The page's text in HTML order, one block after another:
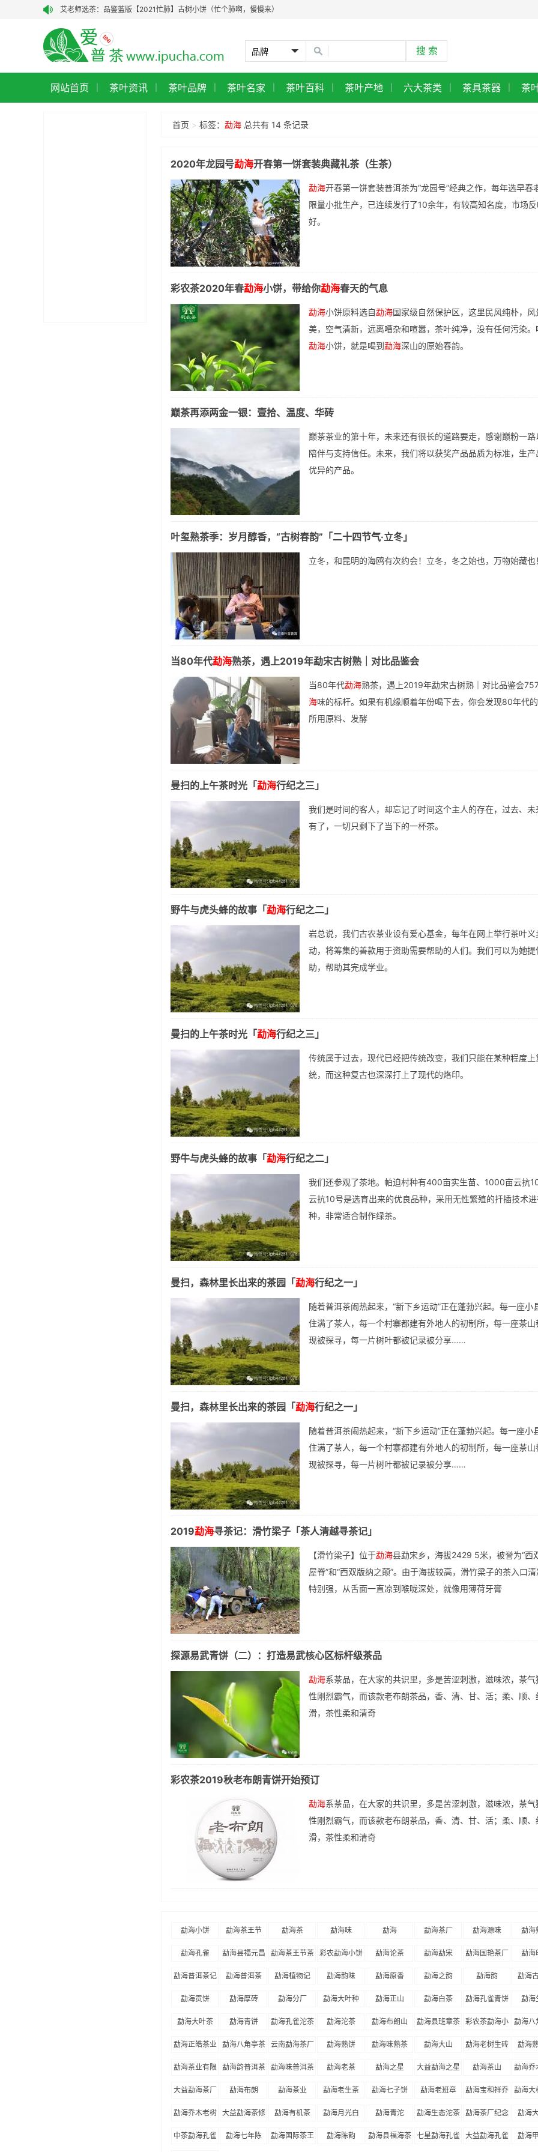
艾老师选茶：品鉴蓝版【2021忙肺】古树小饼（忙个肺啊，慢慢来）
艾老师选茶：品鉴老昆明茶厂90年代7542青饼‖
艾老师选茶：品鉴90年代1996年7542青饼
龑王牌：以真心制好茶，让每一口茶都有温度
【艾老师选茶·老茶聚珍阁】干仓药香vs港仓参韵：老茶聚珍阁经典普洱图鉴
勐海茶厂2001年大红印（101批）品鉴：一款入口即甜、体感通达的标杆老茶
小众·老茶·山野气｜私藏红印2015年薄荷塘古树茶，今日有样品鉴
艾老师选茶：芊芷源2020年醇和古树熟茶
网站首页 茶叶资讯 茶叶品牌 茶叶名家 茶叶百科 茶叶产地 六大茶类 茶具茶器 茶
首页 > 标签： 勐海 总共有 14 条记录
2020年龙园号勐海开春第一饼套装典藏礼茶（生茶）
勐海开春第一饼套装普洱茶为“龙园号”经典之作，每年选早春
限量小批生产，已连续发行了10余年，有较高知名度，市场反
好。
彩农茶2020年春勐海小饼，带给你勐海春天的气息
勐海小饼原料选自勐海国家级自然保护区，这里民风纯朴，风
美，空气清新，远离嘈杂和喧嚣，茶叶纯净，没有任何污染。
勐海小饼，就是喝到勐海深山的原始春韵。
巅茶再添两金一银：壹拾、温度、华砖
巅茶茶业的第十年，未来还有很长的道路要走，感谢巅粉一路
陪伴与支持信任。未来，我们将以获奖产品品质为标准，生产
优异的产品。
叶玺熟茶季：岁月醇香，“古树春韵”「二十四节气·立冬」
立冬，和昆明的海鸥有次约会！立冬，冬之始也，万物始藏也
当80年代勐海熟茶，遇上2019年勐宋古树熟｜对比品鉴会
当80年代勐海熟茶，遇上2019年勐宋古树熟｜对比品鉴会
海味的标杆。如果有机缘顺着年份喝下去，你会发现80年代
所用原料、发酵
曼扫的上午茶时光「勐海行纪之三」
我们是时间的客人，却忘记了时间这个主人的存在，过去、未
有了，一切只剩下了当下的一杯茶。
野牛与虎头蜂的故事「勐海行纪之二」
岩总说，我们古农茶业设有爱心基金，每年在网上举行茶叶义
动，将筹集的善款用于资助需要帮助的人们。我们可以为她提
助，帮助其完成学业。
曼扫的上午茶时光「勐海行纪之三」
传统属于过去，现代已经把传统改变，我们只能在某种程度上
统，而这种复古也深深打上了现代的烙印。
野牛与虎头蜂的故事「勐海行纪之二」
我们还参观了茶地。帕迫村种有400亩实生苗、1000亩云抗10
云抗10号是选育出来的优良品种，采用无性繁殖的扦插技术
种，非常适合制作绿茶。
曼扫，森林里长出来的茶园「勐海行纪之一」
随着普洱茶闹热起来，“新下乡运动”正在蓬勃兴起。每一座小
住满了茶人，每一个村寨都建有外地人的初制所，每一座茶山
现被探寻，每一片树叶都被记录被分享……
曼扫，森林里长出来的茶园「勐海行纪之一」
随着普洱茶闹热起来，“新下乡运动”正在蓬勃兴起。每一座小
住满了茶人，每一个村寨都建有外地人的初制所，每一座茶山
现被探寻，每一片树叶都被记录被分享……
2019勐海寻茶记：滑竹梁子「茶人清越寻茶记」
【滑竹梁子】位于勐海县勐宋乡，海拔2429 5米，被誉为“西
屋脊”和“西双版纳之颠”。由于海拔较高，滑竹梁子的茶入口
特别强，从舌面一直凉到喉咙深处，就像用薄荷牙膏
探源易武青饼（二）：打造易武核心区标杆级茶品
勐海系茶品，在大家的共识里，多是苦涩刺激，滋味浓，茶气
性刚烈霸气，而该款老布朗茶品，香、清、甘、活；柔、顺、
滑，茶性柔和清奇
彩农茶2019秋老布朗青饼开始预订
勐海系茶品，在大家的共识里，多是苦涩刺激，滋味浓，茶气
性刚烈霸气，而该款老布朗茶品，香、清、甘、活；柔、顺、
滑，茶性柔和清奇
勐海小饼 勐海茶王节 勐海茶 勐海味 勐海 勐海茶厂 勐海源味 勐海
勐海孔雀
勐海县福元昌
勐海茶王节茶
彩农勐海小饼 勐海论茶 勐海勐宋 勐海国艳茶厂 勐海
勐海普洱茶记 勐海普洱茶 勐海植物记 勐海韵味 勐海原香 勐海之韵 勐海韵 勐海
勐海贡饼 勐海厚砖 勐海分厂 勐海大叶种 勐海正山 勐海白茶 勐海孔雀青饼 勐海
勐海大叶茶 勐海青饼 勐海孔雀沱茶 勐海沱茶 勐海布朗山
勐海县班章茶
彩农茶勐海小
勐海八
勐海正皓茶业
勐海八角亭茶
云南勐海茶厂 勐海熟饼 勐海味熟茶 勐海大山 勐海老树生砖 勐海
勐海茶业有限
勐海韵普洱茶 勐海味普洱茶 勐海老茶 勐海之星 大益勐海之星 勐海茶山
勐海乔
大益勐海茶厂
勐海布朗 勐海茶业 勐海老生茶 勐海七子饼 勐海老班章
勐海宝和祥乔
勐海大
勐海乔木老树
大益勐海茶修
勐海有机茶 勐海月光白 勐海青沱 勐海生态沱茶
勐海茶厂纪念
勐海
中茶勐海孔雀 勐海七年陈
勐海国际茶王
勐海陈韵
勐海县福海茶
七星勐海孔雀 大益勐海孔雀 勐海